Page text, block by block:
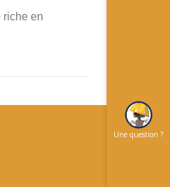
riche en
Une question ?